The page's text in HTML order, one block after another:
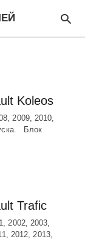
Koleos
2009, 2010,
Блок
Trafic
2002, 2003,
2012, 2013,